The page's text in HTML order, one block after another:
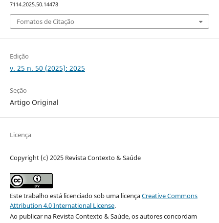
7114.2025.50.14478
Fomatos de Citação
Edição
v. 25 n. 50 (2025): 2025
Seção
Artigo Original
Licença
Copyright (c) 2025 Revista Contexto & Saúde
Este trabalho está licenciado sob uma licençaCreative Commons
Attribution 4.0 International License.
Ao publicar na Revista Contexto & Saúde, os autores concordam